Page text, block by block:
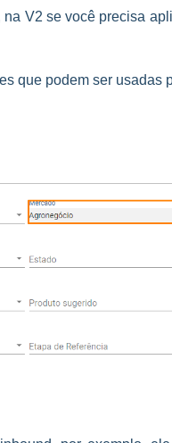
V2 se você precisa
que podem ser usadas